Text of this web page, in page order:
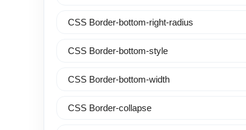
CSS Border-bottom-right-radius
CSS Border-bottom-style
CSS Border-bottom-width
CSS Border-collapse